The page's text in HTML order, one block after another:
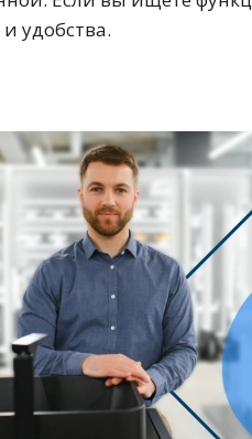
Подвесные
60 см 65 см
удобства.